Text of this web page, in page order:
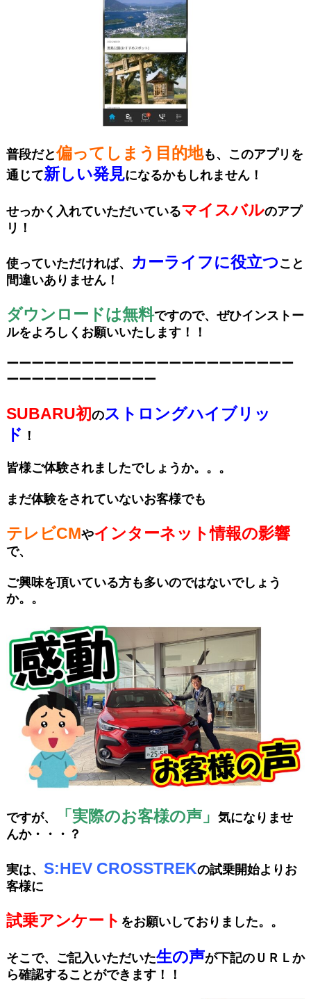
普段だと偏ってしまう目的地も、このアプリを
通じて新しい発見になるかもしれません！
せっかく入れていただいているマイスバルのアプ
リ！
使っていただければ、 カーライフに役立つ こと
間違いありません！
ダウンロードは無料ですので、ぜひインストー
ルをよろしくお願いいたします！！
ーーーーーーーーーーーーーーーーーーーーーーー
ーーーーーーーーーーーー
SUBARU初のストロングハイブリッ
ド ！
皆様ご体験されましたでしょうか。。。
まだ体験をされていないお客様でも
テレビCMやインターネット情報の影響
で、
ご興味を頂いている方も多いのではないでしょう
か。。
ですが、 「実際のお客様の声」 気になりませ
んか・・・？
実は、 S:HEV CROSSTREKの試乗開始よりお
客様に
試乗アンケート をお願いしておりました。。
そこで、ご記入いただいた生の声が下記のＵＲＬか
ら確認することができます！！